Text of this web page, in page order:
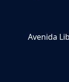
Avenida